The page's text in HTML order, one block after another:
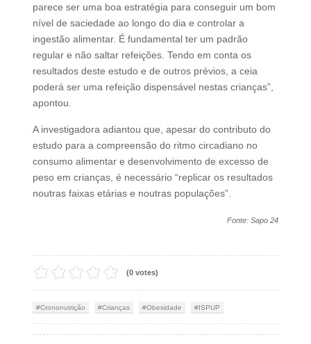
parece ser uma boa estratégia para conseguir um bom
nível de saciedade ao longo do dia e controlar a
ingestão alimentar. É fundamental ter um padrão
regular e não saltar refeições. Tendo em conta os
resultados deste estudo e de outros prévios, a ceia
poderá ser uma refeição dispensável nestas crianças”,
apontou.
A investigadora adiantou que, apesar do contributo do
estudo para a compreensão do ritmo circadiano no
consumo alimentar e desenvolvimento de excesso de
peso em crianças, é necessário “replicar os resultados
noutras faixas etárias e noutras populações”.
Fonte: Sapo 24
(0 votes)
Crononutrição Crianças Obesidade ISPUP